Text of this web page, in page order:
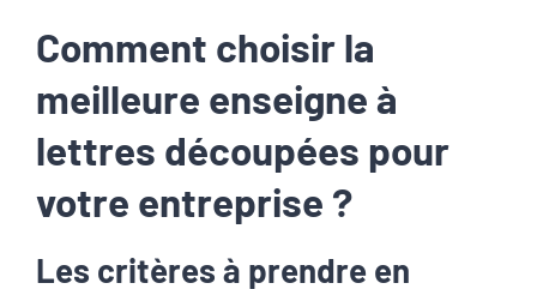
Comment choisir la
meilleure enseigne à
lettres découpées pour
votre entreprise ?
Les critères à prendre en